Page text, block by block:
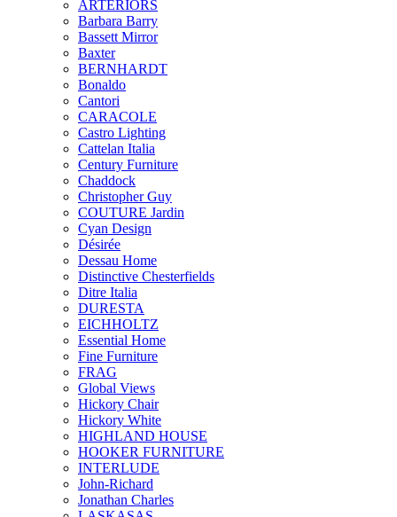
ARTERIORS
Barbara Barry
Bassett Mirror
Baxter
BERNHARDT
Bonaldo
Cantori
CARACOLE
Castro Lighting
Cattelan Italia
Century Furniture
Chaddock
Christopher Guy
COUTURE Jardin
Cyan Design
Désirée
Dessau Home
Distinctive Chesterfields
Ditre Italia
DURESTA
EICHHOLTZ
Essential Home
Fine Furniture
FRAG
Global Views
Hickory Chair
Hickory White
HIGHLAND HOUSE
HOOKER FURNITURE
INTERLUDE
John-Richard
Jonathan Charles